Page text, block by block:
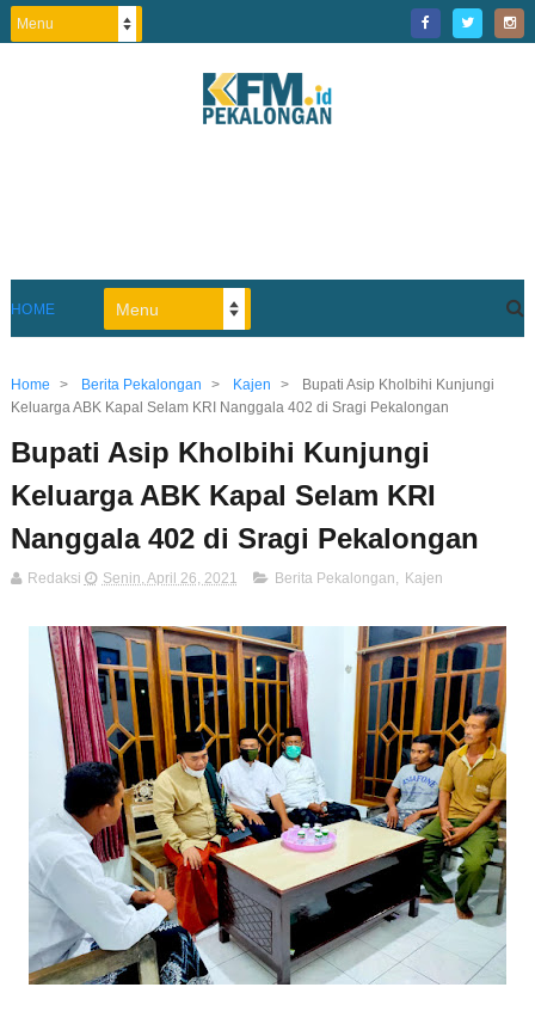
HOME
Home > Berita Pekalongan > Kajen >
Bupati Asip Kholbihi Kunjungi
Keluarga ABK Kapal Selam KRI Nanggala 402 di Sragi Pekalongan
Bupati Asip Kholbihi Kunjungi
Keluarga ABK Kapal Selam KRI
Nanggala 402 di Sragi Pekalongan
Redaksi Senin, April 26, 2021 Berita Pekalongan, Kajen